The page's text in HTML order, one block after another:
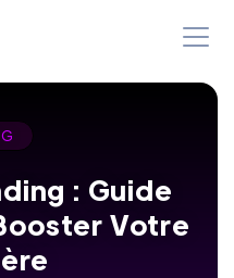
: Guide
Votre